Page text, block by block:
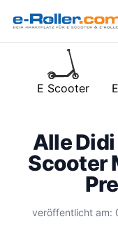
E Scooter
Alle
Scooter
veröffentlicht am: